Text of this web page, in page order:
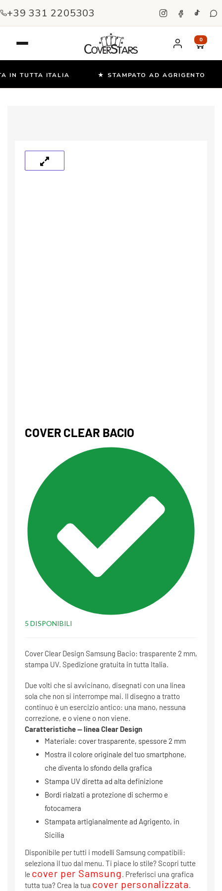
+39 331 2205303
0
IN TUTTA ITALIA ★ STAMPATO AD AGRIGENTO
Salta
COVER CLEAR BACIO
5 DISPONIBILI
Cover Clear Design Samsung Bacio: trasparente 2 mm,
stampa UV. Spedizione gratuita in tutta Italia.
Due volti che si avvicinano, disegnati con una linea
sola che non si interrompe mai. Il disegno a tratto
continuo è un esercizio antico: una mano, nessuna
correzione, e o viene o non viene.
Caratteristiche — linea Clear Design
Materiale: cover trasparente, spessore 2 mm
Mostra il colore originale del tuo smartphone,
che diventa lo sfondo della grafica
Stampa UV diretta ad alta definizione
Bordi rialzati a protezione di schermo e
fotocamera
Stampata artigianalmente ad Agrigento, in
Sicilia
Disponibile per tutti i modelli Samsung compatibili:
seleziona il tuo dal menu. Ti piace lo stile? Scopri tutte
le cover per Samsung. Preferisci una grafica
tutta tua? Crea la tua cover personalizzata.